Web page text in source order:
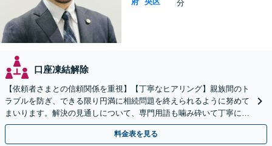
分
口座凍結解除
【依頼者さまとの信頼関係を重視】【丁寧なヒアリング】親族間のト
ラブルを防ぎ、できる限り円満に相続問題を終えられるように努めて
まいります。解決の見通しについて、専門用語も噛み砕いて丁寧にご
説明しますので、お困りの際は一度ご相談ください。
料金表を見る